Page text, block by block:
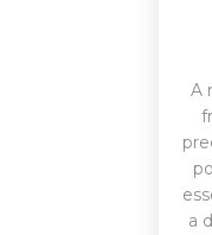
A
a